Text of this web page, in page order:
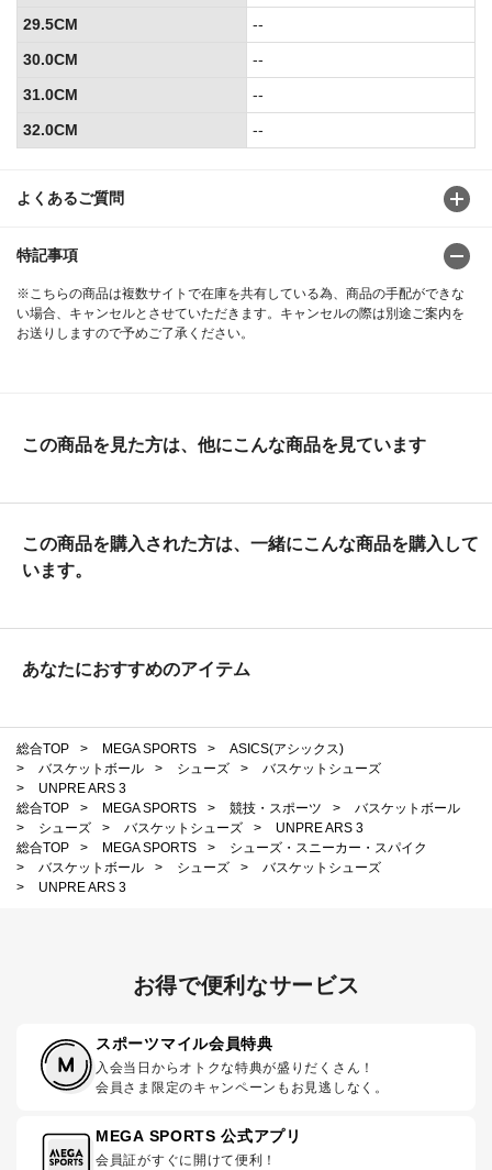
よくあるご質問
特記事項
※こちらの商品は複数サイトで在庫を共有している為、商品の手配ができな
い場合、キャンセルとさせていただきます。キャンセルの際は別途ご案内を
お送りしますので予めご了承ください。
29.5CM
--
30.0CM
--
31.0CM
--
32.0CM
--
この商品を見た方は、他にこんな商品を見ています
この商品を購入された方は、一緒にこんな商品を購入して
います。
あなたにおすすめのアイテム
総合TOP > MEGA SPORTS >
ASICS(アシックス)
>
バスケットボール > シューズ >
バスケットシューズ
>
UNPRE ARS 3
総合TOP
> MEGA SPORTS > 競技・スポーツ >
バスケットボール
>
シューズ > バスケットシューズ >
UNPRE ARS 3
総合TOP
> MEGA SPORTS >
シューズ・スニーカー・スパイク
>
バスケットボール > シューズ >
バスケットシューズ
>
UNPRE ARS 3
お得で便利なサービス
スポーツマイル会員特典
入会当日からオトクな特典が盛りだくさん！
会員さま限定のキャンペーンもお見逃しなく。
MEGA SPORTS 公式アプリ
会員証がすぐに開けて便利！